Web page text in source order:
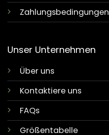
Zahlungsbedingungen
Unser Unternehmen
Über uns
Kontaktiere uns
FAQs
Größentabelle